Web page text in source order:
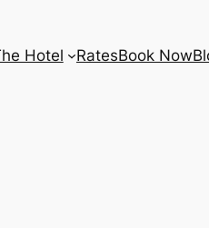
Hotel RatesBook Now